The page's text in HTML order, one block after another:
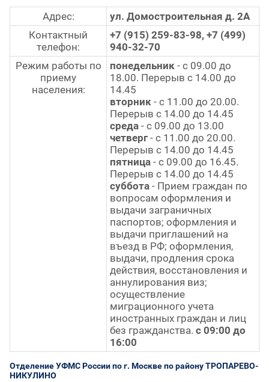
Адрес:
ул. Домостроительная д. 2А
Контактный
телефон:
+7 (915) 259-83-98, +7 (499)
940-32-70
Режим работы по
приему
населения:
понедельник - с 09.00 до
18.00. Перерыв с 14.00 до
14.45
вторник - с 11.00 до 20.00.
Перерыв с 14.00 до 14.45
среда - с 09.00 до 13.00
четверг - с 11.00 до 20.00.
Перерыв с 14.00 до 14.45
пятница - с 09.00 до 16.45.
Перерыв с 14.00 до 14.45
суббота - Прием граждан по
вопросам оформления и
выдачи заграничных
паспортов; оформления и
выдачи приглашений на
въезд в РФ; оформления,
выдачи, продления срока
действия, восстановления и
аннулирования виз;
осуществление
миграционного учета
иностранных граждан и лиц
без гражданства. с 09:00 до
16:00
Отделение УФМС России по г. Москве по району ТРОПАРЕВО-
НИКУЛИНО